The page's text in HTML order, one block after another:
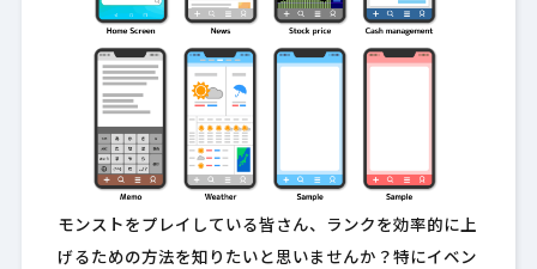
モンストをプレイしている皆さん、ランクを効率的に上
げるための方法を知りたいと思いませんか？特にイベン